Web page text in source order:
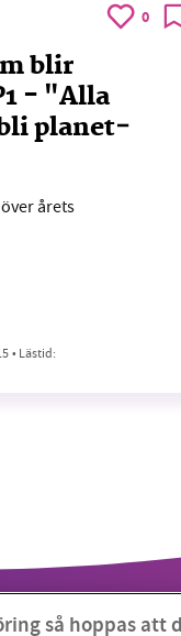
0
blir
- "Alla
bli planet­
årets
• Lästid:
så hoppas att